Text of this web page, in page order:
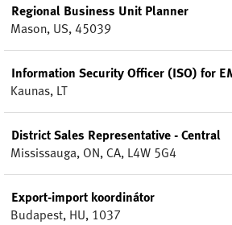
Regional Business Unit Planner
Mason, US, 45039
Information Security Officer (ISO) for
Kaunas, LT
District Sales Representative - Central
Mississauga, ON, CA, L4W 5G4
Export-import koordinátor
Budapest, HU, 1037